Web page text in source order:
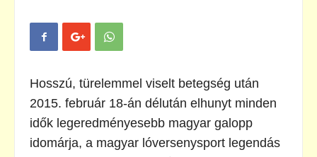
Hosszú, türelemmel viselt betegség után
2015. február 18-án délután elhunyt minden
idők legeredményesebb magyar galopp
idomárja, a magyar lóversenysport legendás